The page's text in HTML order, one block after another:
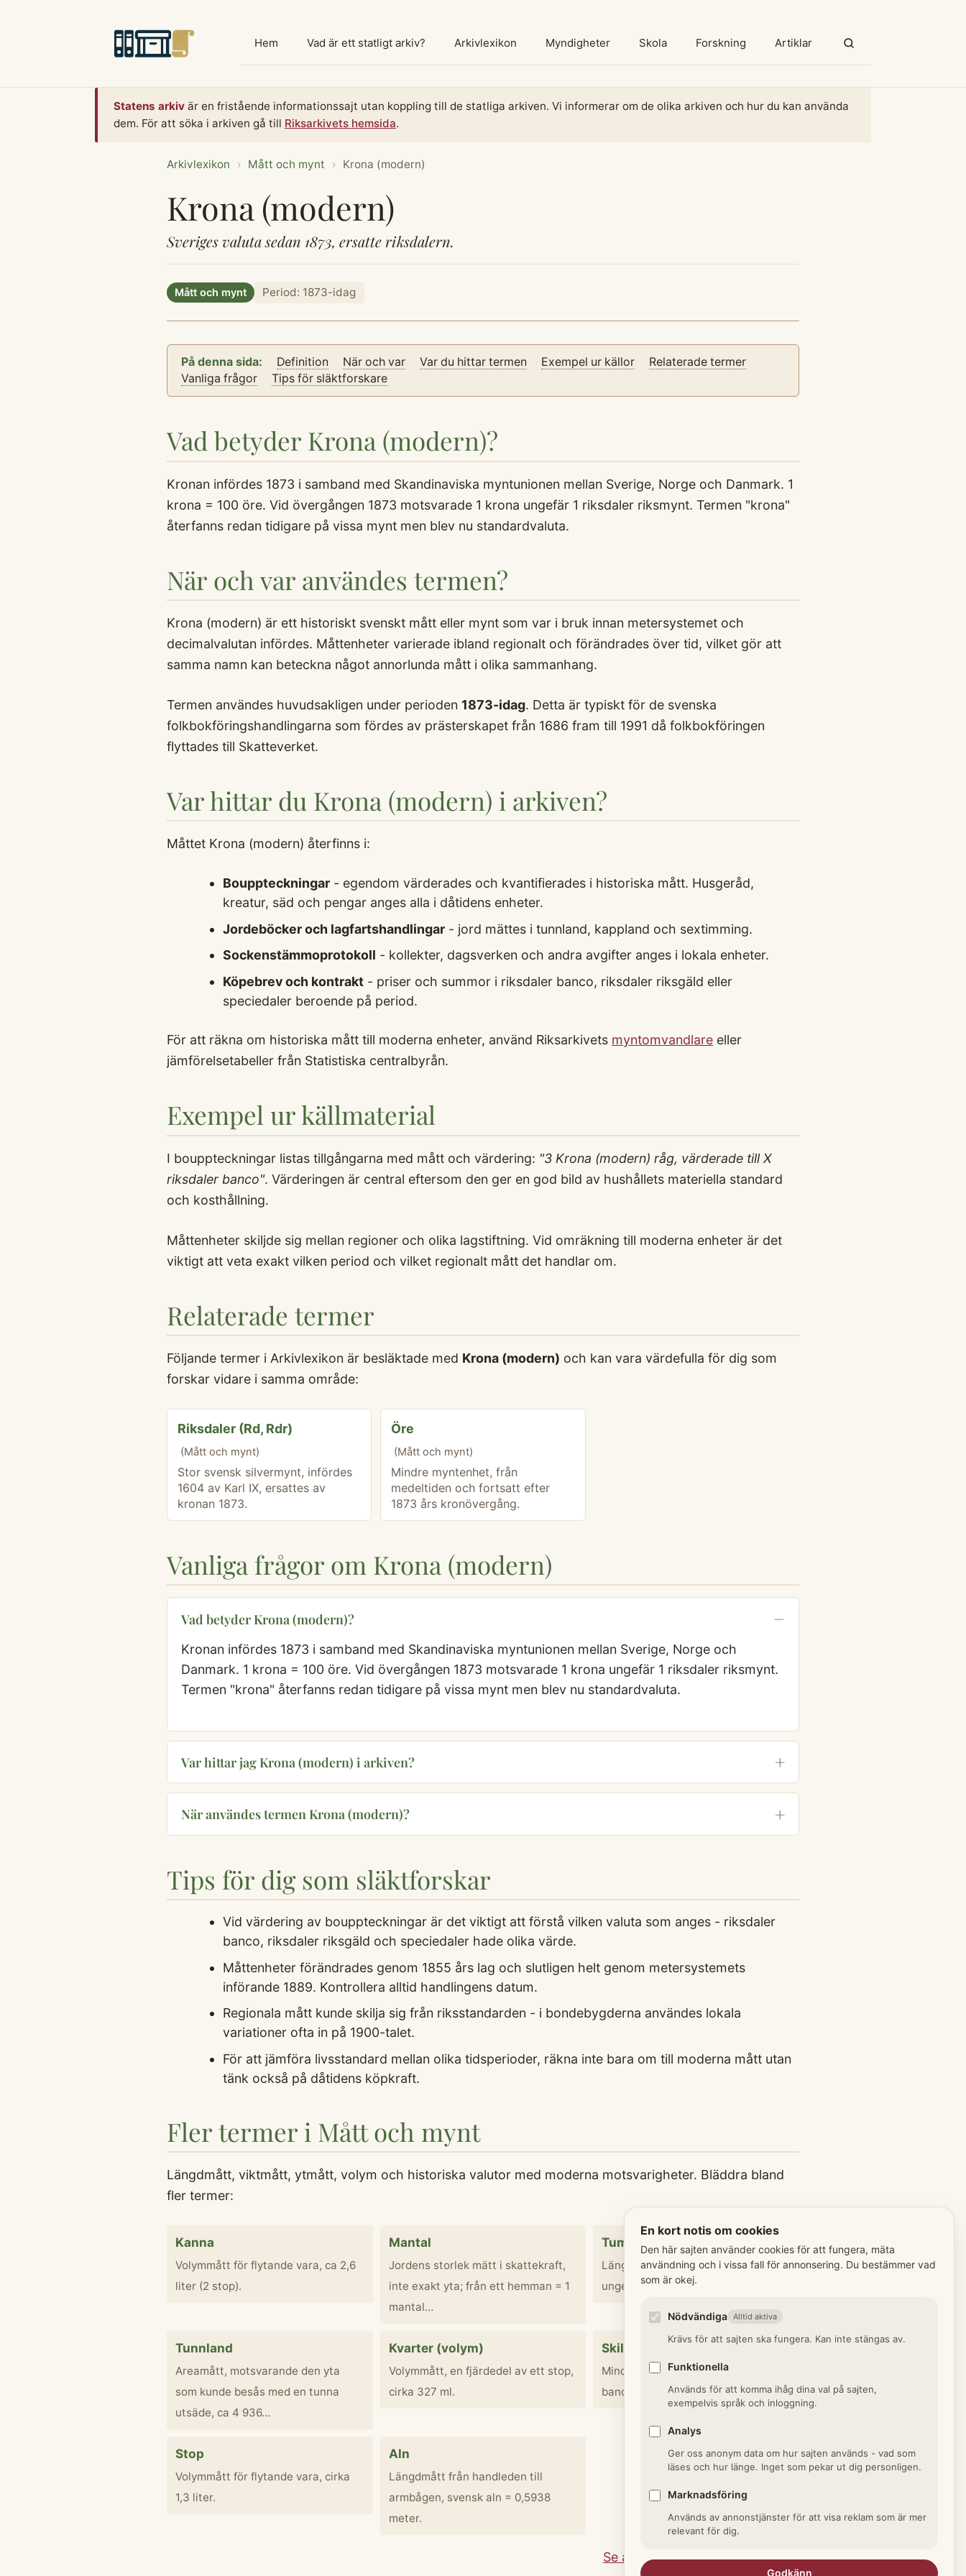
Hem Vad är ett statligt arkiv? Arkivlexikon Myndigheter Skola Forskning Artiklar
Statens arkiv är en fristående informationssajt utan koppling till de statliga arkiven. Vi informerar om de olika arkiven och hur du kan använda
dem. För att söka i arkiven gå till Riksarkivets hemsida.
Arkivlexikon › Mått och mynt › Krona (modern)
Krona (modern)
Sveriges valuta sedan 1873, ersatte riksdalern.
Mått och mynt Period: 1873-idag
På denna sida: Definition När och var Var du hittar termen Exempel ur källor
Relaterade termer
Vanliga frågor
Tips för släktforskare
Vad betyder Krona (modern)?
Kronan infördes 1873 i samband med Skandinaviska myntunionen mellan Sverige, Norge och Danmark. 1
krona = 100 öre. Vid övergången 1873 motsvarade 1 krona ungefär 1 riksdaler riksmynt. Termen "krona"
återfanns redan tidigare på vissa mynt men blev nu standardvaluta.
När och var användes termen?
Krona (modern) är ett historiskt svenskt mått eller mynt som var i bruk innan metersystemet och
decimalvalutan infördes. Måttenheter varierade ibland regionalt och förändrades över tid, vilket gör att
samma namn kan beteckna något annorlunda mått i olika sammanhang.
Termen användes huvudsakligen under perioden 1873-idag. Detta är typiskt för de svenska
folkbokföringshandlingarna som fördes av prästerskapet från 1686 fram till 1991 då folkbokföringen
flyttades till Skatteverket.
Var hittar du Krona (modern) i arkiven?
Måttet Krona (modern) återfinns i:
Bouppteckningar- egendom värderades och kvantifierades i historiska mått. Husgeråd,
kreatur, säd och pengar anges alla i dåtidens enheter.
Jordeböcker och lagfartshandlingar- jord mättes i tunnland, kappland och sextimming.
Sockenstämmoprotokoll - kollekter, dagsverken och andra avgifter anges i lokala enheter.
Köpebrev och kontrakt- priser och summor i riksdaler banco, riksdaler riksgäld eller
speciedaler beroende på period.
För att räkna om historiska mått till moderna enheter, använd Riksarkivets myntomvandlare eller
jämförelsetabeller från Statistiska centralbyrån.
Exempel ur källmaterial
I bouppteckningar listas tillgångarna med mått och värdering: "3 Krona (modern) råg, värderade till X
riksdaler banco". Värderingen är central eftersom den ger en god bild av hushållets materiella standard
och kosthållning.
Måttenheter skiljde sig mellan regioner och olika lagstiftning. Vid omräkning till moderna enheter är det
viktigt att veta exakt vilken period och vilket regionalt mått det handlar om.
Relaterade termer
Följande termer i Arkivlexikon är besläktade med Krona (modern) och kan vara värdefulla för dig som
forskar vidare i samma område:
Riksdaler (Rd, Rdr)
(Mått och mynt)
Stor svensk silvermynt, infördes
1604 av Karl IX, ersattes av
kronan 1873.
Öre
(Mått och mynt)
Mindre myntenhet, från
medeltiden och fortsatt efter
1873 års kronövergång.
Vanliga frågor om Krona (modern)
Vad betyder Krona (modern)?
Kronan infördes 1873 i samband med Skandinaviska myntunionen mellan Sverige, Norge och
Danmark. 1 krona = 100 öre. Vid övergången 1873 motsvarade 1 krona ungefär 1 riksdaler riksmynt.
Termen "krona" återfanns redan tidigare på vissa mynt men blev nu standardvaluta.
Var hittar jag Krona (modern) i arkiven?
När användes termen Krona (modern)?
Tips för dig som släktforskar
Vid värdering av bouppteckningar är det viktigt att förstå vilken valuta som anges - riksdaler
banco, riksdaler riksgäld och speciedaler hade olika värde.
Måttenheter förändrades genom 1855 års lag och slutligen helt genom metersystemets
införande 1889. Kontrollera alltid handlingens datum.
Regionala mått kunde skilja sig från riksstandarden - i bondebygderna användes lokala
variationer ofta in på 1900-talet.
För att jämföra livsstandard mellan olika tidsperioder, räkna inte bara om till moderna mått utan
tänk också på dåtidens köpkraft.
Fler termer i Mått och mynt
Längdmått, viktmått, ytmått, volym och historiska valutor med moderna motsvarigheter. Bläddra bland
fler termer:
Kanna
Volymmått för flytande vara, ca 2,6
liter (2 stop).
Mantal
Jordens storlek mätt i skattekraft,
inte exakt yta; från ett hemman = 1
mantal…
Tum (svensk)
Längdmått, en tolftedel av en fot,
ungefär 2,47 cm.
Tunnland
Areamått, motsvarande den yta
som kunde besås med en tunna
utsäde, ca 4 936…
Kvarter (volym)
Volymmått, en fjärdedel av ett stop,
cirka 327 ml.
Skilling
Mindre myntenhet, 1/48 riksdaler
banco eller 1/16 öre.
Stop
Volymmått för flytande vara, cirka
1,3 liter.
Aln
Längdmått från handleden till
armbågen, svensk aln = 0,5938
meter.
Se alla termer i Mått och mynt →
En kort notis om cookies
Den här sajten använder cookies för att fungera, mäta
användning och i vissa fall för annonsering. Du bestämmer vad
som är okej.
Nödvändiga Alltid aktiva
Krävs för att sajten ska fungera. Kan inte stängas av.
Funktionella
Används för att komma ihåg dina val på sajten,
exempelvis språk och inloggning.
Analys
Ger oss anonym data om hur sajten används - vad som
läses och hur länge. Inget som pekar ut dig personligen.
Marknadsföring
Används av annonstjänster för att visa reklam som är mer
relevant för dig.
Godkänn